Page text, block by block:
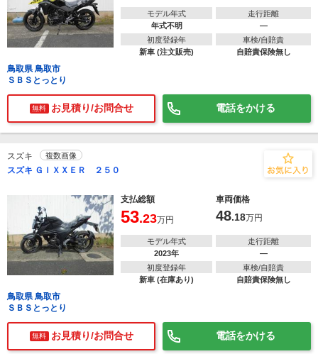
モデル年式
年式不明
走行距離
―
初度登録年
新車 (注文販売)
車検/自賠責
自賠責保険無し
鳥取県 鳥取市
ＳＢＳとっとり
無料 お見積り/お問合せ 電話をかける
スズキ 複数画像
スズキ ＧＩＸＸＥＲ ２５０
支払総額 車両価格
53.23万円 48.18万円
モデル年式
2023年
走行距離
―
初度登録年
新車 (在庫あり)
車検/自賠責
自賠責保険無し
鳥取県 鳥取市
ＳＢＳとっとり
無料 お見積り/お問合せ 電話をかける